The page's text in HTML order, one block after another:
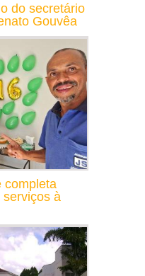
do secretário
Gouvêa
completa
à